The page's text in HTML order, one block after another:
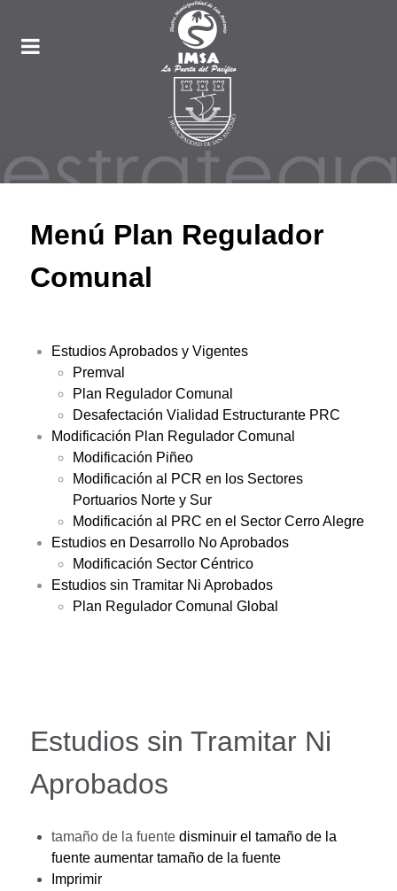
Menú Plan Regulador
Comunal
Estudios Aprobados y Vigentes
Premval
Plan Regulador Comunal
Desafectación Vialidad Estructurante PRC
Modificación Plan Regulador Comunal
Modificación Piñeo
Modificación al PCR en los Sectores
Portuarios Norte y Sur
Modificación al PRC en el Sector Cerro Alegre
Estudios en Desarrollo No Aprobados
Modificación Sector Céntrico
Estudios sin Tramitar Ni Aprobados
Plan Regulador Comunal Global
Estudios sin Tramitar Ni
Aprobados
tamaño de la fuente disminuir el tamaño de la
fuente aumentar tamaño de la fuente
Imprimir